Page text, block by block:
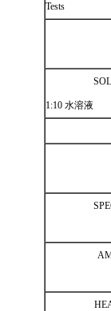
Tests
1:10 水溶液